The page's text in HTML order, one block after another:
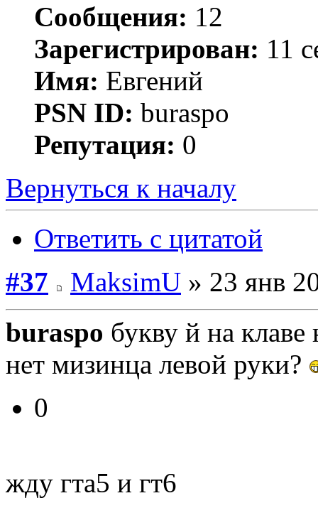
Сообщения: 12
Зарегистрирован: 11
Имя: Евгений
PSN ID: buraspo
Репутация: 0
Вернуться к началу
Ответить с цитатой
#37
MaksimU » 23 янв
buraspo букву й на
нет мизинца левой руки?
0
жду гта5 и гт6